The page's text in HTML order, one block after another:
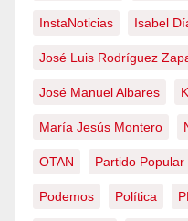
InstaNoticias Isabel
José Luis Rodríguez
José Manuel Albares
María Jesús Montero
OTAN Partido Popular
Podemos Política